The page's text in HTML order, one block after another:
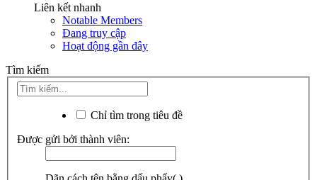
Liên kết nhanh
Notable Members
Đang truy cập
Hoạt động gần đây
Tìm kiếm
Chỉ tìm trong tiêu đề
Được gửi bởi thành viên: